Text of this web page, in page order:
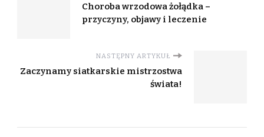
Choroba wrzodowa żołądka –
przyczyny, objawy i leczenie
NASTĘPNY ARTYKUŁ
Zaczynamy siatkarskie mistrzostwa
świata!